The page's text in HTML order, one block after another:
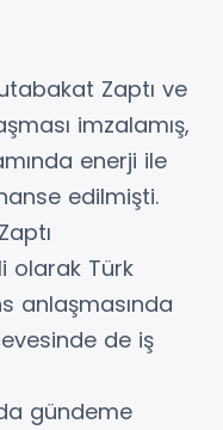
Zaptı ve
imzalamış,
enerji ile
edilmişti.
olarak Türk
anlaşmasında
de iş
gündeme